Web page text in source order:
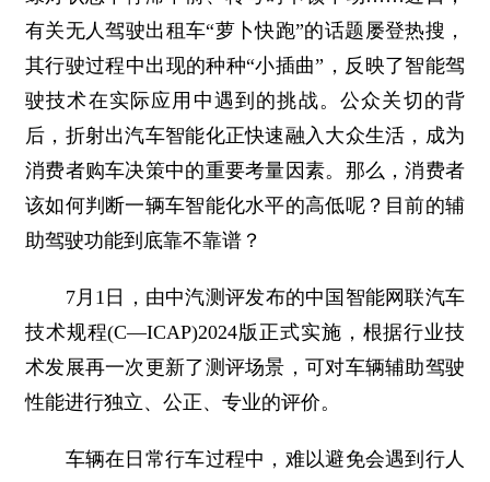
有关无人驾驶出租车“萝卜快跑”的话题屡登热搜，
其行驶过程中出现的种种“小插曲”，反映了智能驾
驶技术在实际应用中遇到的挑战。公众关切的背
后，折射出汽车智能化正快速融入大众生活，成为
消费者购车决策中的重要考量因素。那么，消费者
该如何判断一辆车智能化水平的高低呢？目前的辅
助驾驶功能到底靠不靠谱？
7月1日，由中汽测评发布的中国智能网联汽车
技术规程(C—ICAP)2024版正式实施，根据行业技
术发展再一次更新了测评场景，可对车辆辅助驾驶
性能进行独立、公正、专业的评价。
车辆在日常行车过程中，难以避免会遇到行人